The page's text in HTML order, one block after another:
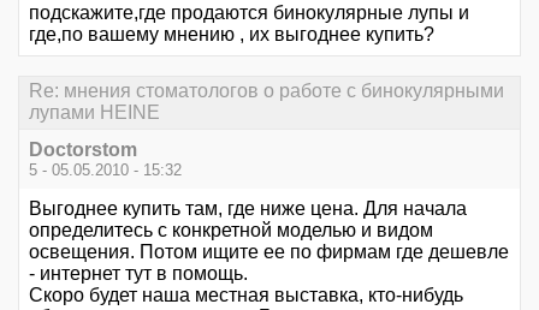
подскажите,где продаются бинокулярные лупы и
где,по вашему мнению , их выгоднее купить?
Re: мнения стоматологов о работе с бинокулярными
лупами HEINE
Doctorstom
5 - 05.05.2010 - 15:32
Выгоднее купить там, где ниже цена. Для начала
определитесь с конкретной моделью и видом
освещения. Потом ищите ее по фирмам где дешевле
- интернет тут в помощь.
Скоро будет наша местная выставка, кто-нибудь